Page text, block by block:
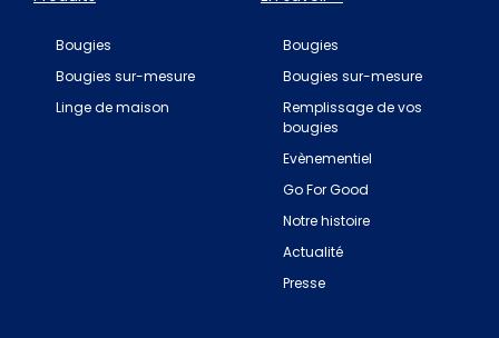
Bougies
Bougies sur-mesure
Linge de maison
Bougies
Bougies sur-mesure
Remplissage de vos
bougies
Evènementiel
Go For Good
Notre histoire
Actualité
Presse